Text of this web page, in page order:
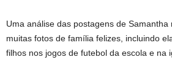
Uma análise das postagens de Samantha
muitas fotos de família felizes, incluindo
filhos nos jogos de futebol da escola e na